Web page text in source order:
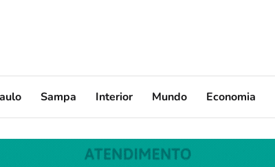
Sampa Interior Mundo Economia